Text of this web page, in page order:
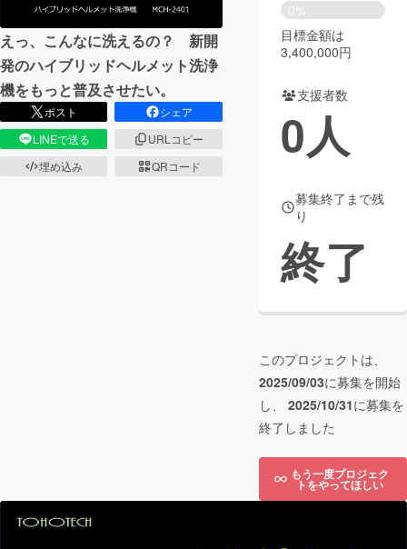
チャレンジ
まちづくり・地域活性化
CAMPFIRE for Social Good CAMPFIRE Creation
CAMPFIREふるさと納税
コミュニティ
えっ、こんなに洗えるの？ 新開
発のハイブリッドヘルメット洗浄
機をもっと普及させたい。
ポスト
シェア
LINEで送る
URLコピー
埋め込み
QRコード
0%
目標金額は
3,400,000円
支援者数
0人
募集終了まで残
り
終了
このプロジェクトは、
2025/09/03に募集を開始
し、 2025/10/31に募集を
終了しました
もう一度プロジェク
トをやってほしい